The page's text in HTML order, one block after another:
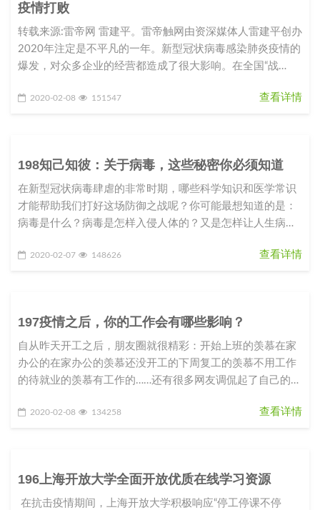
疫情打败
转载来源:雷帝网 雷建平。雷帝触网由资深媒体人雷建平创办
2020年注定是不平凡的一年。新型冠状病毒感染肺炎疫情的
爆发，对众多企业的经营都造成了很大影响。在全国“战
2020-02-08 151547 查看详情
198知己知彼：关于病毒，这些秘密你必须知道
在新型冠状病毒肆虐的非常时期，哪些科学知识和医学常识
才能帮助我们打好这场防御之战呢？你可能最想知道的是：
病毒是什么？病毒是怎样入侵人体的？又是怎样让人生病
2020-02-07 148626 查看详情
197疫情之后，你的工作会有哪些影响？
自从昨天开工之后，朋友圈就很精彩：开始上班的羡慕在家
办公的在家办公的羡慕还没开工的下周复工的羡慕不用工作
的待就业的羡慕有工作的……还有很多网友调侃起了自己的职
2020-02-08 134258 查看详情
196上海开放大学全面开放优质在线学习资源
在抗击疫情期间，上海开放大学积极响应“停工停课不停